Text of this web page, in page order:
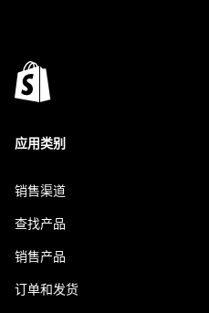
应用类别
销售渠道
查找产品
销售产品
订单和发货